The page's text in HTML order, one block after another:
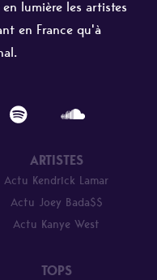
lumière les artistes
en France qu'à
ARTISTES
Actu Kendrick Lamar
Actu Joey Bada$$
Actu Kanye West
TOPS